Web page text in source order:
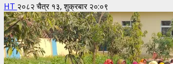
HT २०८२ चैत्र १३, शुक्रबार २०:०९